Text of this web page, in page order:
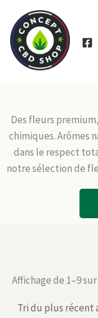
contenu
Des fleurs
chimiques. Arômes
dans le respect
notre sélection de
Affichage de 1–9